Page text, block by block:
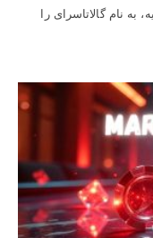
به نام گالاتاسرای را